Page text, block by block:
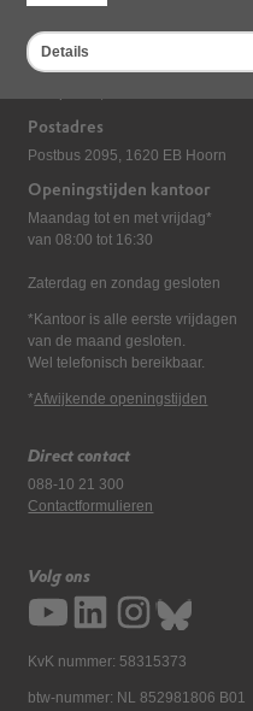
Details
Bezoekadres
Postadres
Postbus 2095, 1620 EB Hoorn
Openingstijden kantoor
Maandag tot en met vrijdag*
van 08:00 tot 16:30
Zaterdag en zondag gesloten
*Kantoor is alle eerste vrijdagen
van de maand gesloten.
Wel telefonisch bereikbaar.
*Afwijkende openingstijden
Direct contact
088-10 21 300
Contactformulieren
Volg ons
KvK nummer: 58315373
btw-nummer: NL 852981806 B01